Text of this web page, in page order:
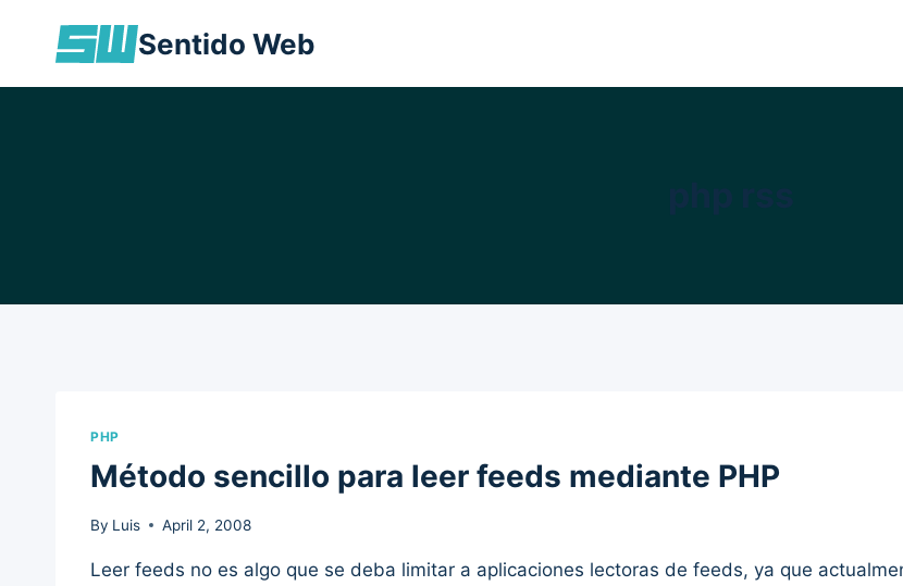
Sentido Web
PHP
Método sencillo para leer feeds mediante PHP
By Luis April 2, 2008
Leer feeds no es algo que se deba limitar a aplicaciones lectoras de feeds, ya que